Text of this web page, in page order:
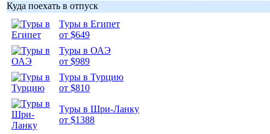
Куда поехать в отпуск
Туры в Египет
от $649
Туры в ОАЭ
от $989
Туры в Турцию
от $810
Туры в Шри-Ланку
от $1388